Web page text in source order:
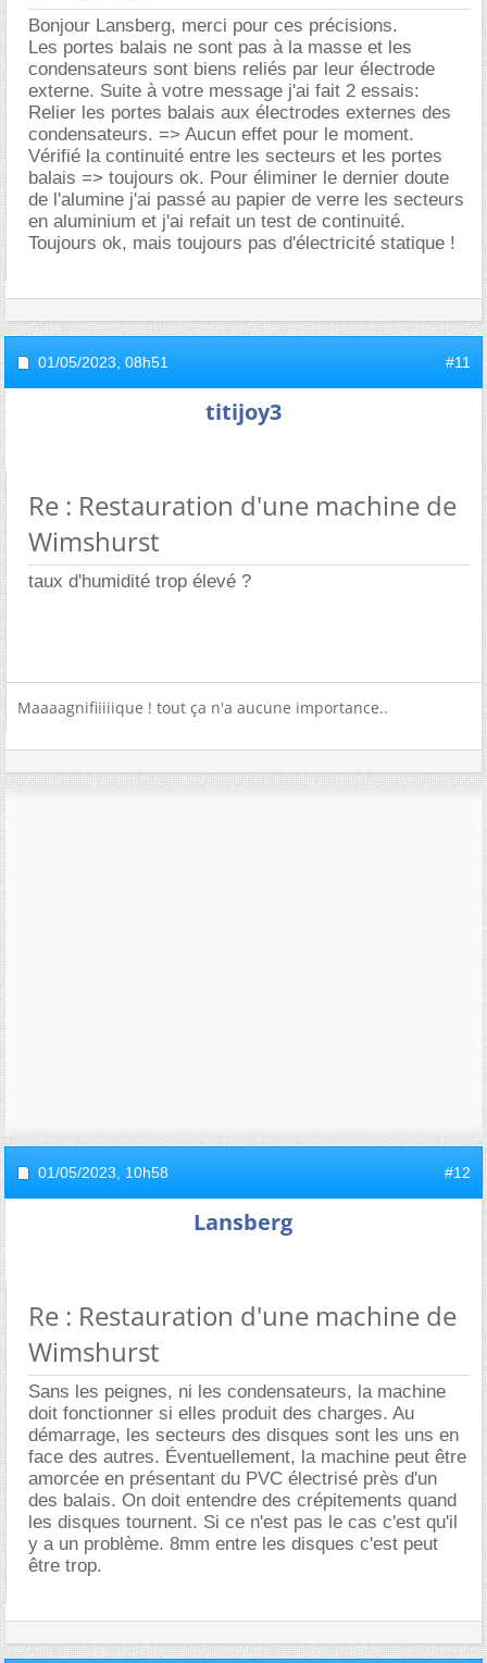
Bonjour Lansberg, merci pour ces précisions.
Les portes balais ne sont pas à la masse et les
condensateurs sont biens reliés par leur électrode
externe. Suite à votre message j'ai fait 2 essais:
Relier les portes balais aux électrodes externes des
condensateurs. => Aucun effet pour le moment.
Vérifié la continuité entre les secteurs et les portes
balais => toujours ok. Pour éliminer le dernier doute
de l'alumine j'ai passé au papier de verre les secteurs
en aluminium et j'ai refait un test de continuité.
Toujours ok, mais toujours pas d'électricité statique !
01/05/2023, 08h51 #11
titijoy3
Re : Restauration d'une machine de
Wimshurst
taux d'humidité trop élevé ?
Maaaagnifiiiiique ! tout ça n'a aucune importance..
01/05/2023, 10h58 #12
Lansberg
Re : Restauration d'une machine de
Wimshurst
Sans les peignes, ni les condensateurs, la machine
doit fonctionner si elles produit des charges. Au
démarrage, les secteurs des disques sont les uns en
face des autres. Éventuellement, la machine peut être
amorcée en présentant du PVC électrisé près d'un
des balais. On doit entendre des crépitements quand
les disques tournent. Si ce n'est pas le cas c'est qu'il
y a un problème. 8mm entre les disques c'est peut
être trop.